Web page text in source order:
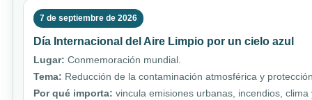
7 de septiembre de 2026
Día Internacional del Aire Limpio por un cielo azul
Lugar: Conmemoración mundial.
Tema: Reducción de la contaminación atmosférica y
Por qué importa: vincula emisiones urbanas, incendios,